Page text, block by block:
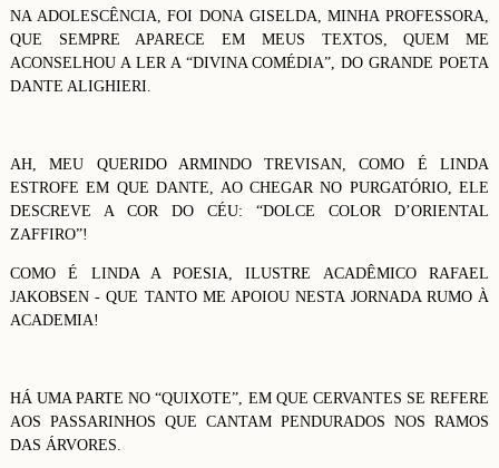
NA ADOLESCÊNCIA, FOI DONA GISELDA, MINHA PROFESSORA,
QUE SEMPRE APARECE EM MEUS TEXTOS, QUEM ME
ACONSELHOU A LER A “DIVINA COMÉDIA”, DO GRANDE POETA
DANTE ALIGHIERI.
AH, MEU QUERIDO ARMINDO TREVISAN, COMO É LINDA
ESTROFE EM QUE DANTE, AO CHEGAR NO PURGATÓRIO, ELE
DESCREVE A COR DO CÉU: “DOLCE COLOR D’ORIENTAL
ZAFFIRO”!
COMO É LINDA A POESIA, ILUSTRE ACADÊMICO RAFAEL
JAKOBSEN - QUE TANTO ME APOIOU NESTA JORNADA RUMO À
ACADEMIA!
HÁ UMA PARTE NO “QUIXOTE”, EM QUE CERVANTES SE REFERE
AOS PASSARINHOS QUE CANTAM PENDURADOS NOS RAMOS
DAS ÁRVORES.